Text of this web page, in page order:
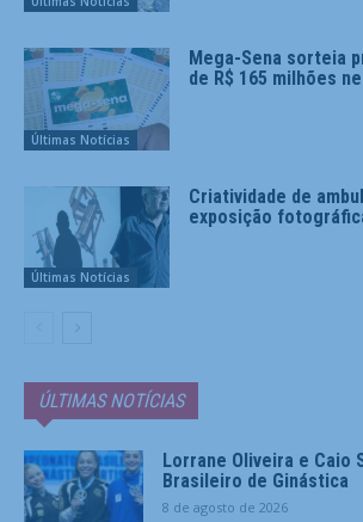
Últimas Notícias
Mega-Sena sorteia
de R$ 165 milhões
Últimas Notícias
Criatividade de
exposição
ÚLTIMAS NOTÍCIAS
Lorrane Oliveira e Caio
Brasileiro de Ginástica
8 de agosto de 2026